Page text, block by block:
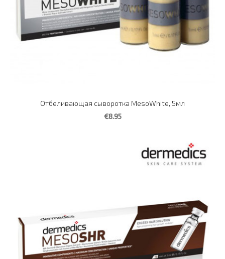
Отбеливающая сыворотка MesoWhite, 5мл
€8.95